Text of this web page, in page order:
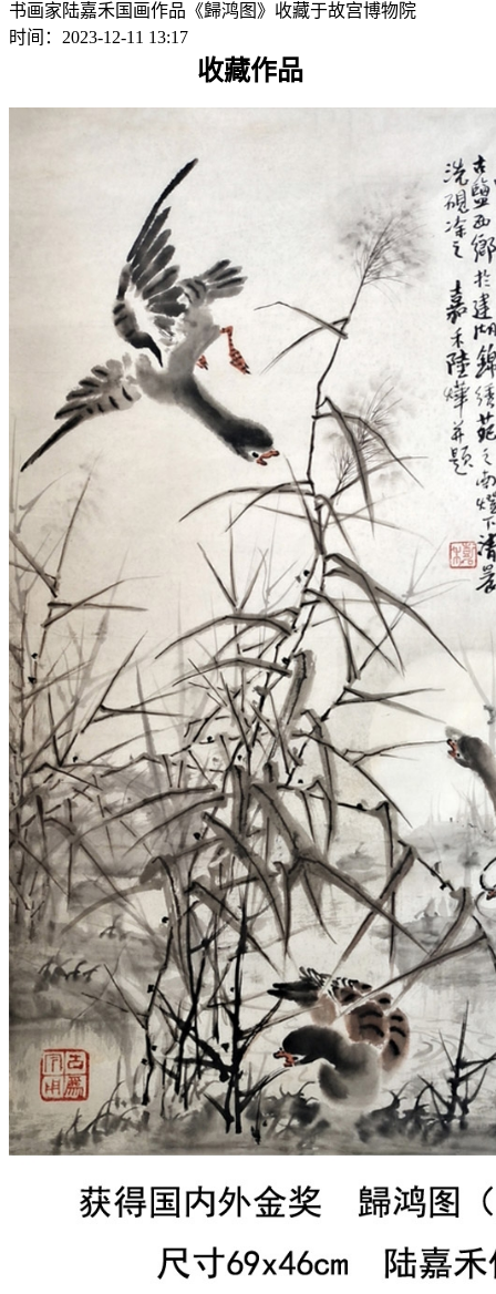
书画家陆嘉禾国画作品《歸鸿图》收藏于故宫博物院
时间：2023-12-11 13:17
收藏作品